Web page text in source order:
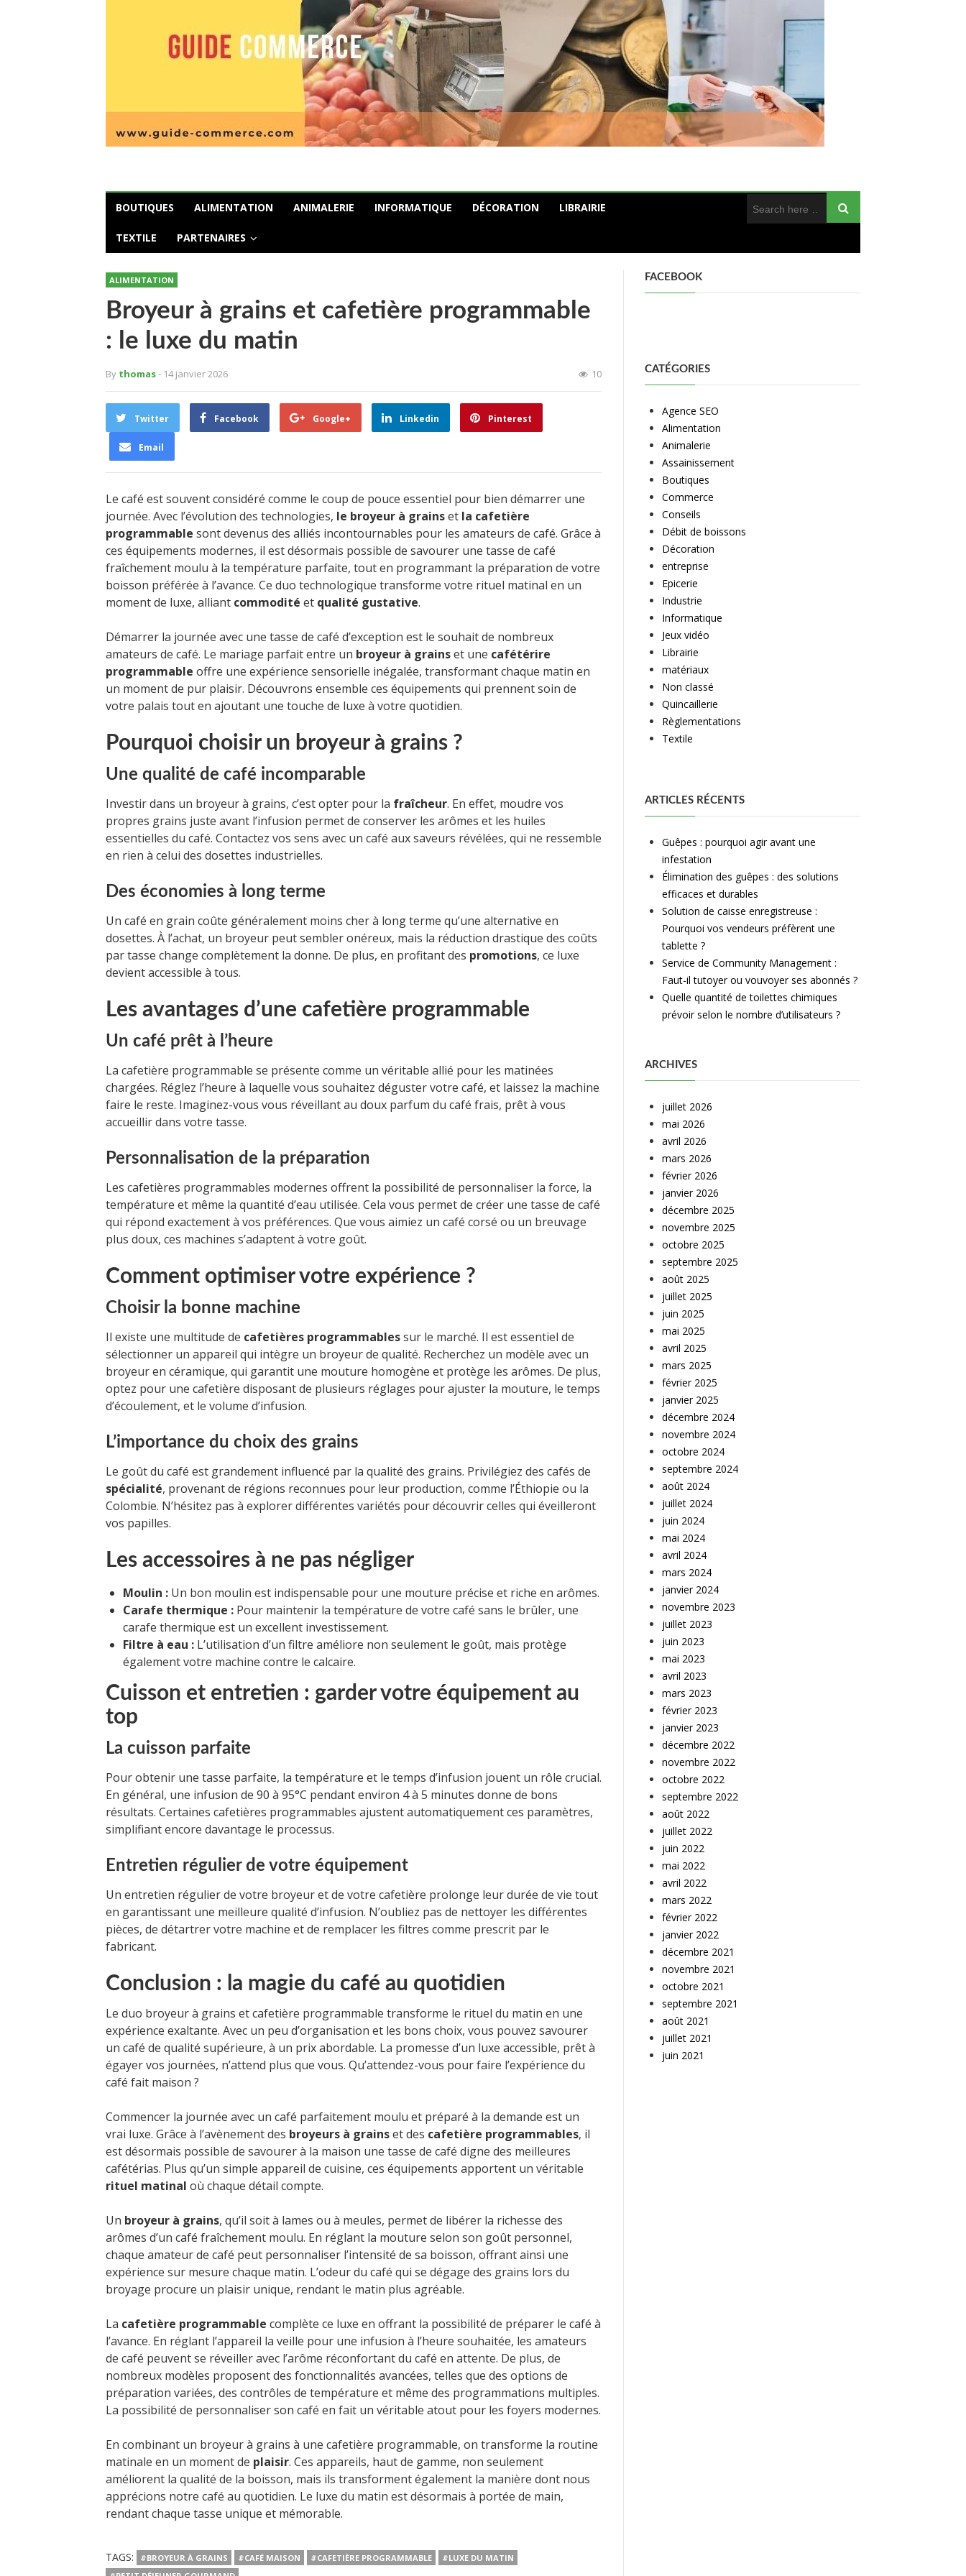
BOUTIQUES ALIMENTATION ANIMALERIE INFORMATIQUE DÉCORATION LIBRAIRIE
TEXTILE PARTENAIRES
ALIMENTATION
Broyeur à grains et cafetière programmable
: le luxe du matin
By thomas- 14 janvier 2026 10
Twitter Facebook Google+ Linkedin Pinterest
Email
Le café est souvent considéré comme le coup de pouce essentiel pour bien démarrer une
journée. Avec l’évolution des technologies, le broyeur à grainset la cafetière
programmable sont devenus des alliés incontournables pour les amateurs de café. Grâce à
ces équipements modernes, il est désormais possible de savourer une tasse de café
fraîchement moulu à la température parfaite, tout en programmant la préparation de votre
boisson préférée à l’avance. Ce duo technologique transforme votre rituel matinal en un
moment de luxe, alliant commodité et qualité gustative.
Démarrer la journée avec une tasse de café d’exception est le souhait de nombreux
amateurs de café. Le mariage parfait entre un broyeur à grainset une cafétérire
programmable offre une expérience sensorielle inégalée, transformant chaque matin en
un moment de pur plaisir. Découvrons ensemble ces équipements qui prennent soin de
votre palais tout en ajoutant une touche de luxe à votre quotidien.
Pourquoi choisir un broyeur à grains ?
Une qualité de café incomparable
Investir dans un broyeur à grains, c’est opter pour la fraîcheur. En effet, moudre vos
propres grains juste avant l’infusion permet de conserver les arômes et les huiles
essentielles du café. Contactez vos sens avec un café aux saveurs révélées, qui ne ressemble
en rien à celui des dosettes industrielles.
Des économies à long terme
Un café en grain coûte généralement moins cher à long terme qu’une alternative en
dosettes. À l’achat, un broyeur peut sembler onéreux, mais la réduction drastique des coûts
par tasse change complètement la donne. De plus, en profitant des promotions, ce luxe
devient accessible à tous.
Les avantages d’une cafetière programmable
Un café prêt à l’heure
La cafetière programmable se présente comme un véritable allié pour les matinées
chargées. Réglez l’heure à laquelle vous souhaitez déguster votre café, et laissez la machine
faire le reste. Imaginez-vous vous réveillant au doux parfum du café frais, prêt à vous
accueillir dans votre tasse.
Personnalisation de la préparation
Les cafetières programmables modernes offrent la possibilité de personnaliser la force, la
température et même la quantité d’eau utilisée. Cela vous permet de créer une tasse de café
qui répond exactement à vos préférences. Que vous aimiez un café corsé ou un breuvage
plus doux, ces machines s’adaptent à votre goût.
Comment optimiser votre expérience ?
Choisir la bonne machine
Il existe une multitude de cafetières programmablessur le marché. Il est essentiel de
sélectionner un appareil qui intègre un broyeur de qualité. Recherchez un modèle avec un
broyeur en céramique, qui garantit une mouture homogène et protège les arômes. De plus,
optez pour une cafetière disposant de plusieurs réglages pour ajuster la mouture, le temps
d’écoulement, et le volume d’infusion.
L’importance du choix des grains
Le goût du café est grandement influencé par la qualité des grains. Privilégiez des cafés de
spécialité, provenant de régions reconnues pour leur production, comme l’Éthiopie ou la
Colombie. N’hésitez pas à explorer différentes variétés pour découvrir celles qui éveilleront
vos papilles.
Les accessoires à ne pas négliger
Moulin : Un bon moulin est indispensable pour une mouture précise et riche en arômes.
Carafe thermique : Pour maintenir la température de votre café sans le brûler, une
carafe thermique est un excellent investissement.
Filtre à eau : L’utilisation d’un filtre améliore non seulement le goût, mais protège
également votre machine contre le calcaire.
Cuisson et entretien : garder votre équipement au
top
La cuisson parfaite
Pour obtenir une tasse parfaite, la température et le temps d’infusion jouent un rôle crucial.
En général, une infusion de 90 à 95°C pendant environ 4 à 5 minutes donne de bons
résultats. Certaines cafetières programmables ajustent automatiquement ces paramètres,
simplifiant encore davantage le processus.
Entretien régulier de votre équipement
Un entretien régulier de votre broyeur et de votre cafetière prolonge leur durée de vie tout
en garantissant une meilleure qualité d’infusion. N’oubliez pas de nettoyer les différentes
pièces, de détartrer votre machine et de remplacer les filtres comme prescrit par le
fabricant.
Conclusion : la magie du café au quotidien
Le duo broyeur à grains et cafetière programmable transforme le rituel du matin en une
expérience exaltante. Avec un peu d’organisation et les bons choix, vous pouvez savourer
un café de qualité supérieure, à un prix abordable. La promesse d’un luxe accessible, prêt à
égayer vos journées, n’attend plus que vous. Qu’attendez-vous pour faire l’expérience du
café fait maison ?
Commencer la journée avec un café parfaitement moulu et préparé à la demande est un
vrai luxe. Grâce à l’avènement des broyeurs à grainset des cafetière programmables, il
est désormais possible de savourer à la maison une tasse de café digne des meilleures
cafétérias. Plus qu’un simple appareil de cuisine, ces équipements apportent un véritable
rituel matinal où chaque détail compte.
Un broyeur à grains, qu’il soit à lames ou à meules, permet de libérer la richesse des
arômes d’un café fraîchement moulu. En réglant la mouture selon son goût personnel,
chaque amateur de café peut personnaliser l’intensité de sa boisson, offrant ainsi une
expérience sur mesure chaque matin. L’odeur du café qui se dégage des grains lors du
broyage procure un plaisir unique, rendant le matin plus agréable.
La cafetière programmable complète ce luxe en offrant la possibilité de préparer le café à
l’avance. En réglant l’appareil la veille pour une infusion à l’heure souhaitée, les amateurs
de café peuvent se réveiller avec l’arôme réconfortant du café en attente. De plus, de
nombreux modèles proposent des fonctionnalités avancées, telles que des options de
préparation variées, des contrôles de température et même des programmations multiples.
La possibilité de personnaliser son café en fait un véritable atout pour les foyers modernes.
En combinant un broyeur à grains à une cafetière programmable, on transforme la routine
matinale en un moment de plaisir. Ces appareils, haut de gamme, non seulement
améliorent la qualité de la boisson, mais ils transforment également la manière dont nous
apprécions notre café au quotidien. Le luxe du matin est désormais à portée de main,
rendant chaque tasse unique et mémorable.
TAGS: #BROYEUR À GRAINS #CAFÉ MAISON #CAFETIÈRE PROGRAMMABLE
#LUXE DU MATIN
FACEBOOK
CATÉGORIES
Agence SEO
Alimentation
Animalerie
Assainissement
Boutiques
Commerce
Conseils
Débit de boissons
Décoration
entreprise
Epicerie
Industrie
Informatique
Jeux vidéo
Librairie
matériaux
Non classé
Quincaillerie
Règlementations
Textile
ARTICLES RÉCENTS
Guêpes : pourquoi agir avant une
infestation
Élimination des guêpes : des solutions
efficaces et durables
Solution de caisse enregistreuse :
Pourquoi vos vendeurs préfèrent une
tablette ?
Service de Community Management :
Faut-il tutoyer ou vouvoyer ses abonnés ?
Quelle quantité de toilettes chimiques
prévoir selon le nombre d’utilisateurs ?
ARCHIVES
juillet 2026
mai 2026
avril 2026
mars 2026
février 2026
janvier 2026
décembre 2025
novembre 2025
octobre 2025
septembre 2025
août 2025
juillet 2025
juin 2025
mai 2025
avril 2025
mars 2025
février 2025
janvier 2025
décembre 2024
novembre 2024
octobre 2024
septembre 2024
août 2024
juillet 2024
juin 2024
mai 2024
avril 2024
mars 2024
janvier 2024
novembre 2023
juillet 2023
juin 2023
mai 2023
avril 2023
mars 2023
février 2023
janvier 2023
décembre 2022
novembre 2022
octobre 2022
septembre 2022
août 2022
juillet 2022
juin 2022
mai 2022
avril 2022
mars 2022
février 2022
janvier 2022
décembre 2021
novembre 2021
octobre 2021
septembre 2021
août 2021
juillet 2021
juin 2021